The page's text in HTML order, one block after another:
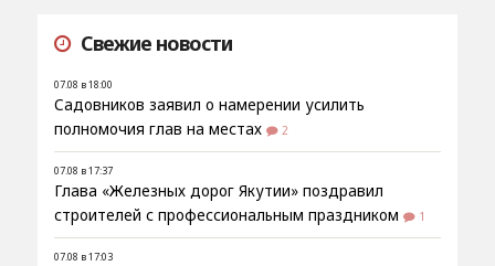
Свежие новости
07.08 в 18:00
Садовников заявил о намерении усилить
полномочия глав на местах
2
07.08 в 17:37
Глава «Железных дорог Якутии» поздравил
строителей с профессиональным праздником
1
07.08 в 17:03